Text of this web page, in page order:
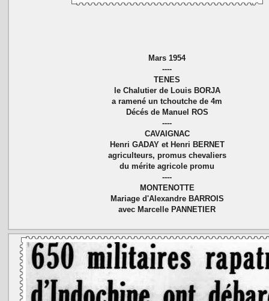
Mars 1954
----
TENES
le Chalutier de Louis BORJA
a ramené un tchoutche de 4m
Décés de Manuel ROS
----
CAVAIGNAC
Henri GADAY et Henri BERNET
agriculteurs, promus chevaliers
du mérite agricole promu
----
MONTENOTTE
Mariage d'Alexandre BARROIS
avec Marcelle PANNETIER